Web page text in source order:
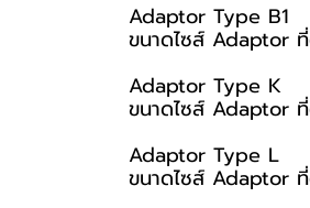
Adaptor Type B1
ขนาดไซส์ Adaptor
Adaptor Type K
ขนาดไซส์ Adaptor
Adaptor Type L
ขนาดไซส์ Adaptor